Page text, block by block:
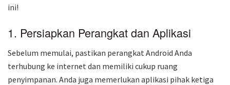
ini!
1. Persiapkan Perangkat dan Aplikasi
Sebelum memulai, pastikan perangkat Android Anda
terhubung ke internet dan memiliki cukup ruang
penyimpanan. Anda juga memerlukan aplikasi pihak ketiga